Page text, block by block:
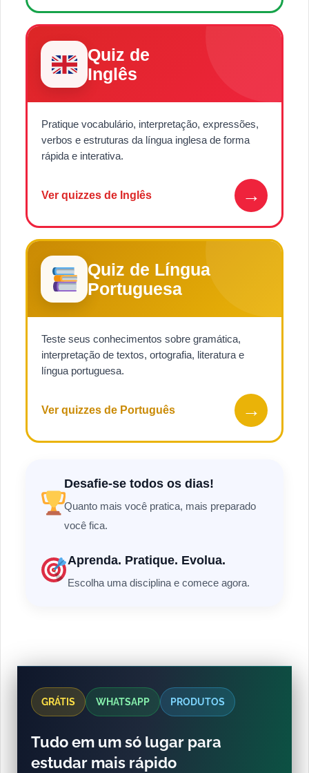
Quiz de
Inglês
Pratique vocabulário, interpretação, expressões,
verbos e estruturas da língua inglesa de forma
rápida e interativa.
Ver quizzes de Inglês →
Quiz de Língua
Portuguesa
Teste seus conhecimentos sobre gramática,
interpretação de textos, ortografia, literatura e
língua portuguesa.
Ver quizzes de Português →
Desafie-se todos os dias!
Quanto mais você pratica, mais preparado
você fica.
Aprenda. Pratique. Evolua.
Escolha uma disciplina e comece agora.
GRÁTIS WHATSAPP PRODUTOS
Tudo em um só lugar para
estudar mais rápido